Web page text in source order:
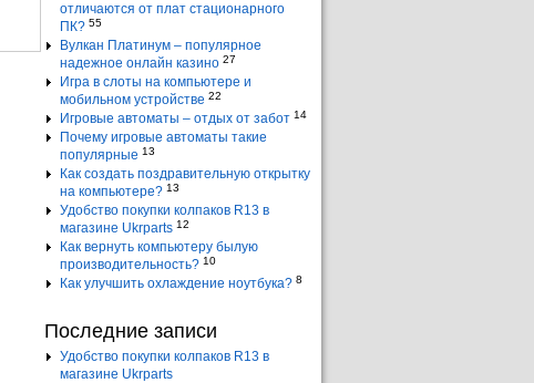
отличаются от плат стационарного
ПК? 55
Вулкан Платинум – популярное
надежное онлайн казино 27
Игра в слоты на компьютере и
мобильном устройстве 22
Игровые автоматы – отдых от забот 14
Почему игровые автоматы такие
популярные 13
Как создать поздравительную открытку
на компьютере? 13
Удобство покупки колпаков R13 в
магазине Ukrparts 12
Как вернуть компьютеру былую
производительность? 10
Как улучшить охлаждение ноутбука? 8
Последние записи
Удобство покупки колпаков R13 в
магазине Ukrparts